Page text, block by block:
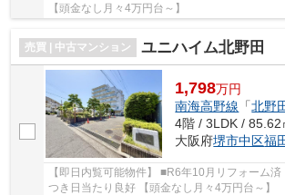
【頭金なし月々4万円台～】
売買 | 中古マンション ユニハイム北野田
1,798万円
南海高野線 「北野
4階 / 3LDK / 85.62
大阪府堺市中区福
【即日内覧可能物件】 ■R6年10月リフォーム
つき日当たり良好 【頭金なし月々4万円台～】